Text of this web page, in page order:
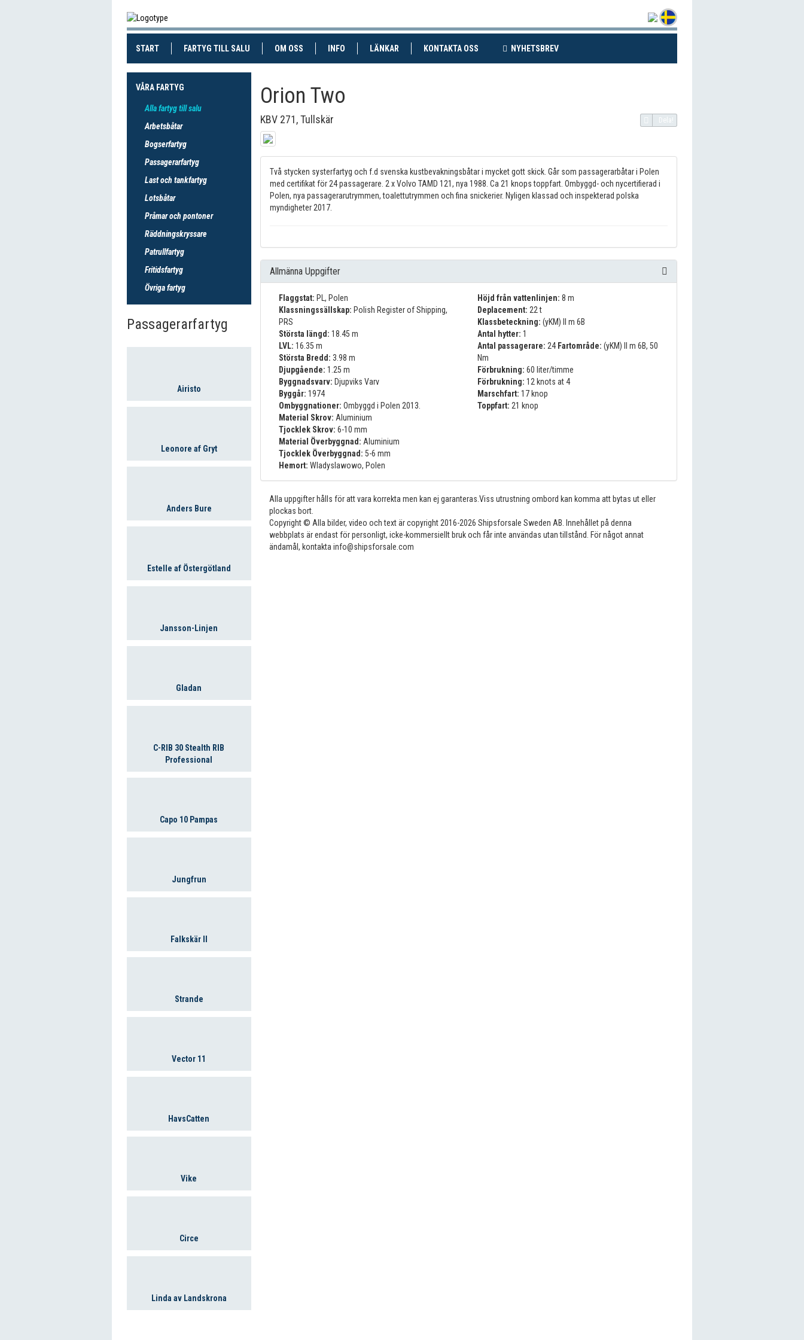
START(CURRENT)FARTYG TILL SALU (CURRENT)OM OSS INFO LÄNKAR KONTAKTA OSS (CURRENT)NYHETSBREV(CURRENT)
VÅRA FARTYG
Alla fartyg till salu
Arbetsbåtar
Bogserfartyg
Passagerarfartyg
Last och tankfartyg
Lotsbåtar
Pråmar och pontoner
Räddningskryssare
Patrullfartyg
Fritidsfartyg
Övriga fartyg
Passagerarfartyg
Airisto
Leonore af Gryt
Anders Bure
Estelle af Östergötland
Jansson-Linjen
Gladan
C-RIB 30 Stealth RIB
Professional
Capo 10 Pampas
Jungfrun
Falkskär II
Strande
Vector 11
HavsCatten
Vike
Circe
Linda av Landskrona
Orion Two
KBV 271, Tullskär Dela!
Två stycken systerfartyg och f.d svenska kustbevakningsbåtar i mycket gott skick. Går som passagerarbåtar i Polen
med certifikat för 24 passagerare. 2 x Volvo TAMD 121, nya 1988. Ca 21 knops toppfart. Ombyggd- och nycertifierad i
Polen, nya passagerarutrymmen, toalettutrymmen och fina snickerier. Nyligen klassad och inspekterad polska
myndigheter 2017.
Allmänna Uppgifter
Flaggstat: PL, Polen
Klassningssällskap: Polish Register of Shipping,
PRS
Största längd: 18.45 m
LVL: 16.35 m
Största Bredd: 3.98 m
Djupgående: 1.25 m
Byggnadsvarv: Djupviks Varv
Byggår: 1974
Ombyggnationer: Ombyggd i Polen 2013.
Material Skrov: Aluminium
Tjocklek Skrov: 6-10 mm
Material Överbyggnad: Aluminium
Tjocklek Överbyggnad: 5-6 mm
Hemort: Wladyslawowo, Polen
Höjd från vattenlinjen: 8 m
Deplacement: 22 t
Klassbeteckning: (yKM) II m 6B
Antal hytter: 1
Antal passagerare: 24 Fartområde: (yKM) II m 6B, 50
Nm
Förbrukning: 60 liter/timme
Förbrukning: 12 knots at 4
Marschfart: 17 knop
Toppfart: 21 knop
Alla uppgifter hålls för att vara korrekta men kan ej garanteras.Viss utrustning ombord kan komma att bytas ut eller
plockas bort.
Copyright © Alla bilder, video och text är copyright 2016-2026 Shipsforsale Sweden AB. Innehållet på denna
webbplats är endast för personligt, icke-kommersiellt bruk och får inte användas utan tillstånd. För något annat
ändamål, kontakta info@shipsforsale.com